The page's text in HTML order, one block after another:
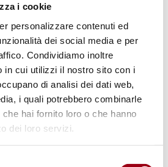
i cookie
personalizzare contenuti ed
dei social media e per
Condividiamo inoltre
in cui utilizzi il nostro sito con i
di analisi dei dati web,
i quali potrebbero combinarle
hai fornito loro o che hanno
dei loro servizi.
della protesta
l’attivismo
le ong impegnate nel
persone migranti e
in difesa del popolo